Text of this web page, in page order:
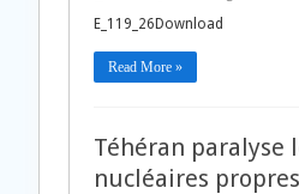
E_119_26Download
Read More »
Téhéran paralyse
nucléaires